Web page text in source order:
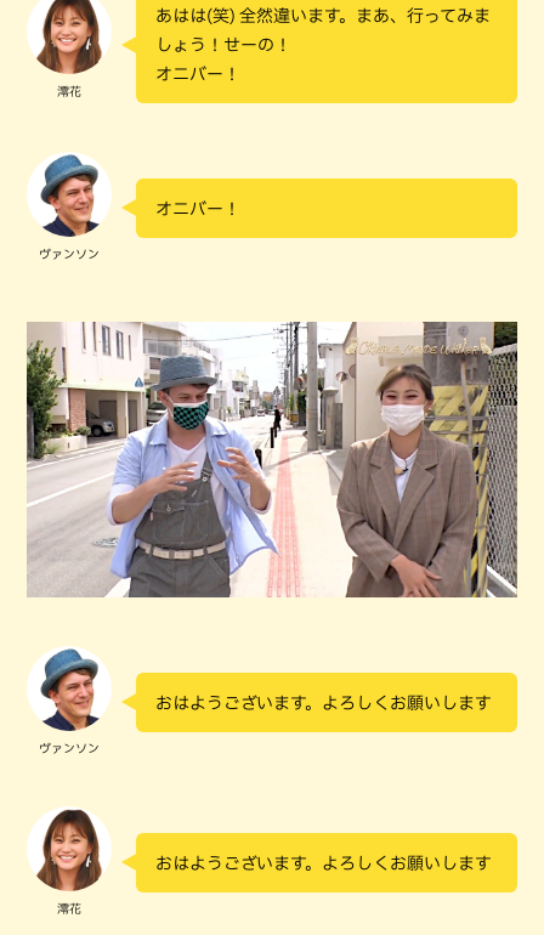
澪花
あはは(笑) 全然違います。まあ、行ってみま
しょう！せーの！
オニバー！
ヴァンソン
オニバー！
ヴァンソン
おはようございます。よろしくお願いします
澪花
おはようございます。よろしくお願いします